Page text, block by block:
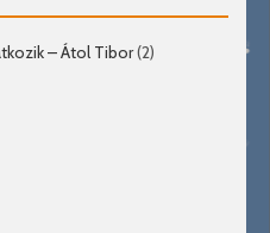
– Átol Tibor(2)